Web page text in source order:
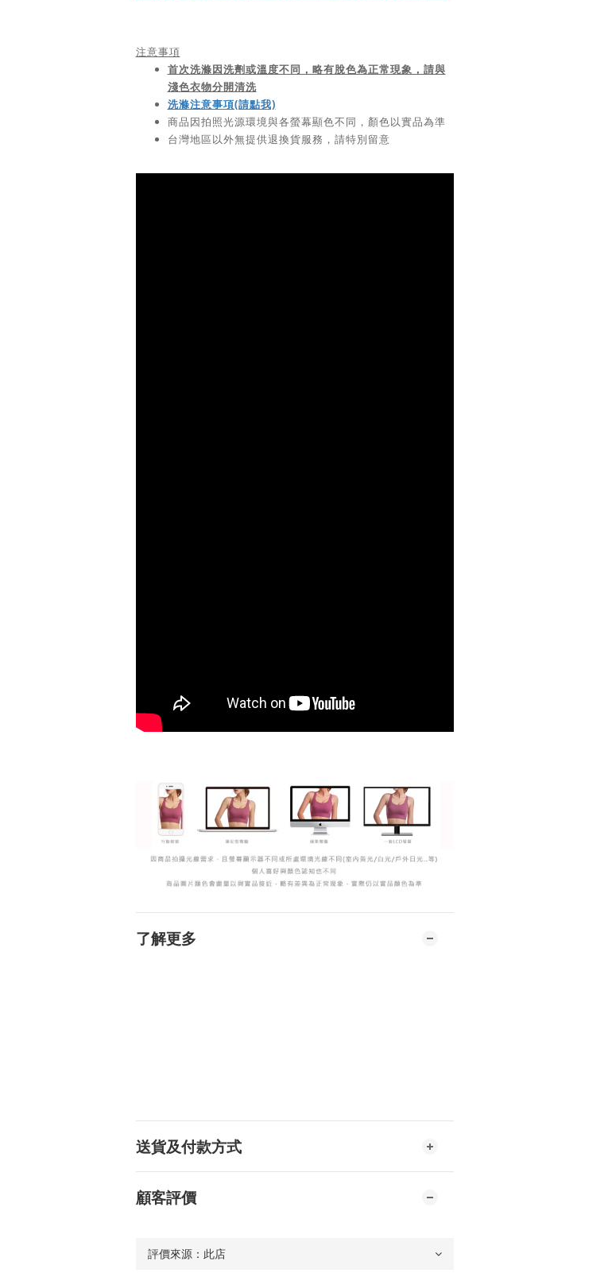
注意事項
首次洗滌因洗劑或溫度不同，略有脫色為正常現象，請與
淺色衣物分開清洗
洗滌注意事項(請點我)
商品因拍照光源環境與各螢幕顯色不同，顏色以實品為準
台灣地區以外無提供退換貨服務，請特別留意
了解更多
送貨及付款方式
顧客評價